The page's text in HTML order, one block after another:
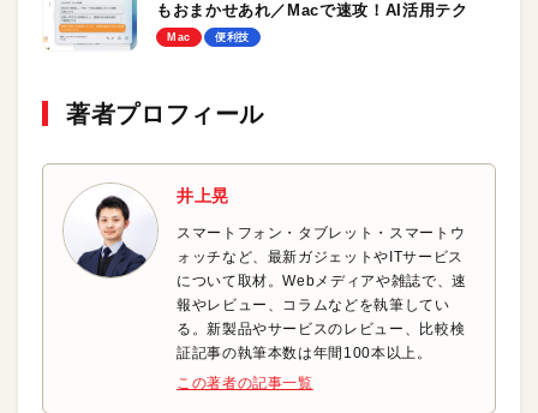
もおまかせあれ／Macで速攻！AI活用テク
Mac 便利技
著者プロフィール
井上晃
スマートフォン・タブレット・スマートウ
ォッチなど、最新ガジェットやITサービス
について取材。Webメディアや雑誌で、速
報やレビュー、コラムなどを執筆してい
る。新製品やサービスのレビュー、比較検
証記事の執筆本数は年間100本以上。
この著者の記事一覧